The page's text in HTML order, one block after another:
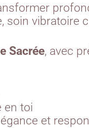
soin vibratoire
Sacrée, avec
en toi
et